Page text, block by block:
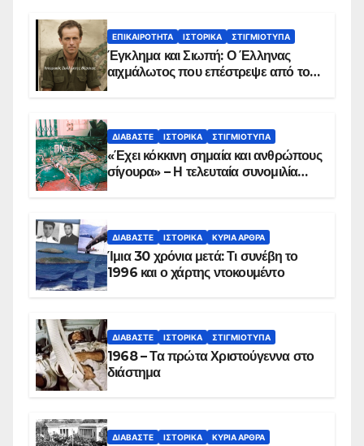
ΕΠΙΚΑΙΡΌΤΗΤΑ ΙΣΤΟΡΙΚΆ ΣΤΙΓΜΙΌΤΥΠΑ
Έγκλημα και Σιωπή: Ο Έλληνας
αιχμάλωτος που επέστρεψε από το
ΔΙΑΒΆΣΤΕ ΙΣΤΟΡΙΚΆ ΣΤΙΓΜΙΌΤΥΠΑ
«Έχει κόκκινη σημαία και ανθρώπους
σίγουρα» – Η τελευταία συνομιλία
ΔΙΑΒΆΣΤΕ ΙΣΤΟΡΙΚΆ ΚΥΡΙΑ ΑΡΘΡΑ
Ίμια 30 χρόνια μετά: Τι συνέβη το
1996 και ο χάρτης ντοκουμέντο
ΔΙΑΒΆΣΤΕ ΙΣΤΟΡΙΚΆ ΣΤΙΓΜΙΌΤΥΠΑ
1968 – Τα πρώτα Χριστούγεννα στο
διάστημα
ΔΙΑΒΆΣΤΕ ΙΣΤΟΡΙΚΆ ΚΥΡΙΑ ΑΡΘΡΑ